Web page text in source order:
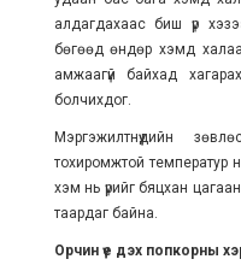
алдагдахаас биш үр
бөгөөд өндөр хэмд
амжаагүй байхад
болчихдог.
Мэргэжилтнүүдийн
тохиромжтой температур
хэм нь үрийг бяцхан
таардаг байна.
Орчин үе дэх попкорны